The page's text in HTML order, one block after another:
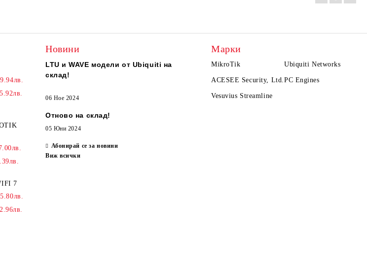
WIFI 7
Новини
LTU и WAVE модели от Ubiquiti на
склад!
06 Ное 2024
Отново на склад!
05 Юни 2024
Абонирай се за новини
Виж всички
Марки
MikroTik Ubiquiti Networks
ACESEE Security, Ltd.PC Engines
Vesuvius Streamline